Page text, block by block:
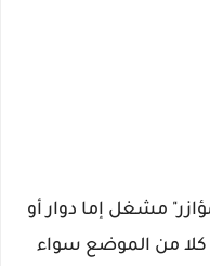
مشغل إما دوار أو
من الموضع سواء